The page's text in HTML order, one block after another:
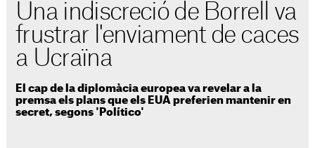
Una indiscreció de Borrell va
frustrar l'enviament de caces
a Ucraïna
El cap de la diplomàcia europea va revelar a la
premsa els plans que els EUA preferien mantenir en
secret, segons 'Político'